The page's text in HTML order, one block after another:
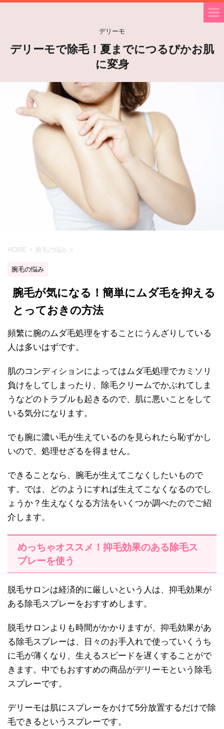
デリーモ
デリーモで除毛！夏までにつるぴかお肌
に変身
HOME > 腕毛の悩み >
腕毛の悩み
腕毛が気になる！簡単にムダ毛を抑える
とっておきの方法
頻繁に腕のムダ毛処理をすることにうんざりしている
人は多いはずです。
肌のコンディションによってはムダ毛処理でカミソリ
負けをしてしまったり、除毛クリームでかぶれてしま
うなどのトラブルも起きるので、肌に悪いことをして
いる気分になります。
でも腕に濃い毛が生えているのを見られたら恥ずかし
いので、処理せざるを得ません。
できることなら、腕毛が生えてこなくしたいもので
す。では、どのようにすれば生えてこなくなるのでし
ょうか？生えなくなる方法をいくつか調べたのでご紹
介します。
めっちゃオススメ！抑毛効果のある除毛ス
プレーを使う
脱毛サロンは経済的に厳しいという人は、抑毛効果が
ある除毛スプレーをおすすめします。
脱毛サロンよりも時間がかかりますが、抑毛効果があ
る除毛スプレーは、日々のお手入れで使っていくうち
に毛が薄くなり、生えるスピードを遅くすることがで
きます。中でもおすすめの商品がデリーモという除毛
スプレーです。
デリーモは肌にスプレーをかけて5分放置するだけで除
毛できるというスプレーです。